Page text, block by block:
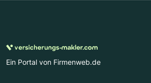
Ein Portal von Firmenweb.de